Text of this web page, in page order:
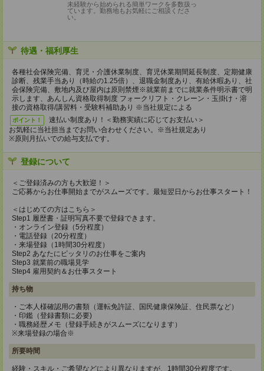
未経験から始められる簡単ワークを多数扱っ
ています。勤務地もお気軽にご相談くださ
い。
待遇・福利厚生
各種社会保険完備、育児・介護休業制度、育児休業期間延長制度、定期健康
診断、残業手当あり（時給の1.25倍）、退職金制度あり、有給休暇あり、社
会保険完備、敷地内及び屋内は原則禁煙※就業前までに就業条件明示書で明
示します、あんしん資格取得制度 フォークリフト・クレーン・玉掛け・溶
接の資格取得/講習料・受験料補助あり ※当社規定による
ポイント！
速払い制度あり！＜勤務実績に応じてお支払い＞
お気軽に当社担当までお問い合わせください。※当社規定あり
※原則月払いでの給与支払です。
登録について
＜ご登録済みの方も大歓迎！＞
ご応募からお仕事開始までがスムーズです。最短翌日からお仕事スタート！
＜はじめての方はこちら＞
Step1 履歴書・証明写真不要で登録できます。
・オンライン登録（5分程度）
・電話登録（20分程度）
・来場登録（1時間30分程度）
Step2 あなたにピッタリのお仕事をご案内
Step3 就業前の職場見学
Step4 雇用契約＆お仕事スタート
持ち物
・ご本人様確認用の書類（運転免許証、国民健康保険証、住民票など）
・印鑑（登録書類に必要)
・職務経歴メモ（登録手続きがスムーズになります）
※来場登録の場合※
所要時間
経験・スキル・ご希望などにより異なりますが、1時間30分程度です。